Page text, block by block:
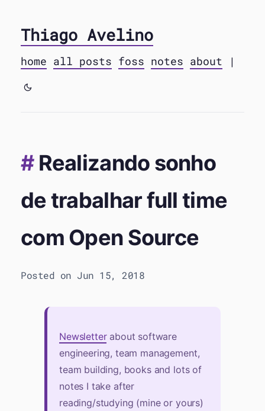
Thiago Avelino
home all posts foss notes about |
Realizando sonho
de trabalhar full time
com Open Source
Posted on Jun 15, 2018
Newsletterabout software
engineering, team management,
team building, books and lots of
notes I take after
reading/studying (mine or yours)